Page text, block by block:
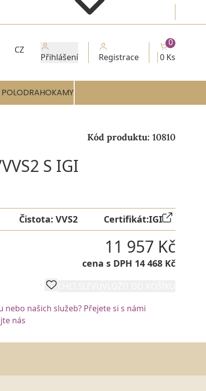
CZ
Přihlášení Registrace 0 Ks
0
Kód produktu: 10810
S IGI
Čistota: VVS2 Certifikát:IGI
11 957 Kč
cena s DPH 14 468 Kč
našich služeb? Přejete si s námi
nás